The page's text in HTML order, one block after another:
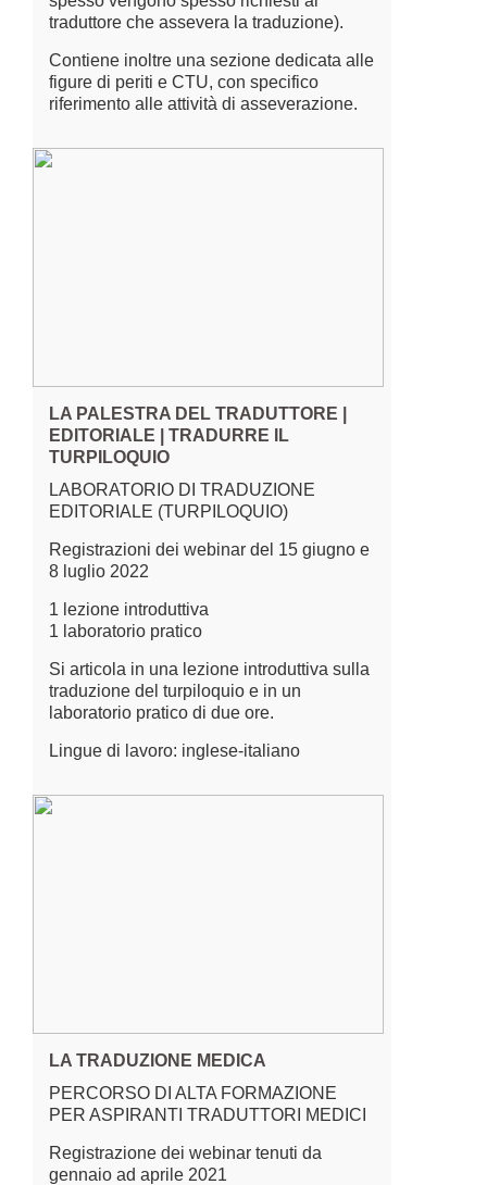
traduttore che assevera la traduzione).
Contiene inoltre una sezione dedicata alle
figure di periti e CTU, con specifico
riferimento alle attività di asseverazione.
LA PALESTRA DEL TRADUTTORE |
EDITORIALE | TRADURRE IL
TURPILOQUIO
LABORATORIO DI TRADUZIONE
EDITORIALE (TURPILOQUIO)
Registrazioni dei webinar del 15 giugno e
8 luglio 2022
1 lezione introduttiva
1 laboratorio pratico
Si articola in una lezione introduttiva sulla
traduzione del turpiloquio e in un
laboratorio pratico di due ore.
Lingue di lavoro: inglese-italiano
LA TRADUZIONE MEDICA
PERCORSO DI ALTA FORMAZIONE
PER ASPIRANTI TRADUTTORI MEDICI
Registrazione dei webinar tenuti da
gennaio ad aprile 2021